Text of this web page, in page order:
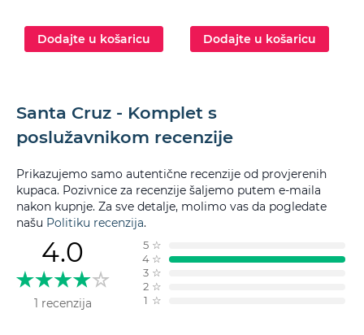
Dodajte u košaricu Dodajte u košaricu
Santa Cruz - Komplet s
poslužavnikom recenzije
Prikazujemo samo autentične recenzije od provjerenih
kupaca. Pozivnice za recenzije šaljemo putem e-maila
nakon kupnje. Za sve detalje, molimo vas da pogledate
našu Politiku recenzija.
4.0
1 recenzija
5 ☆
4 ☆
3 ☆
2 ☆
1 ☆